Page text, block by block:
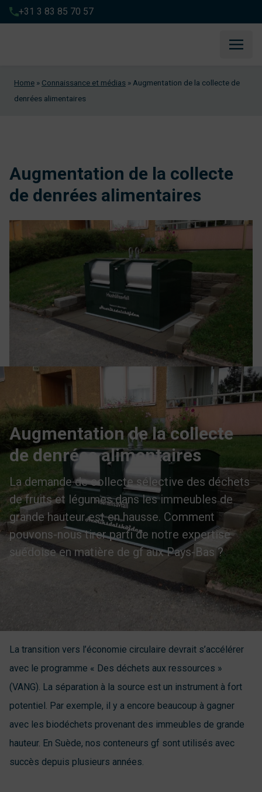
+31 3 83 85 70 57
Home » Connaissance et médias » Augmentation de la collecte de
denrées alimentaires
Augmentation de la collecte
de denrées alimentaires
Augmentation de la collecte
de denrées alimentaires
La demande de collecte sélective des déchets
de fruits et légumes dans les immeubles de
grande hauteur est en hausse. Comment
pouvons-nous tirer parti de notre expertise
suédoise en matière de gf aux Pays-Bas ?
La transition vers l’économie circulaire devrait s’accélérer
avec le programme « Des déchets aux ressources »
(VANG). La séparation à la source est un instrument à fort
potentiel. Par exemple, il y a encore beaucoup à gagner
avec les biodéchets provenant des immeubles de grande
hauteur. En Suède, nos conteneurs gf sont utilisés avec
succès depuis plusieurs années.